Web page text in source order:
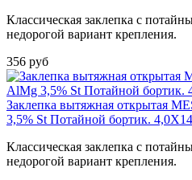
Классическая заклепка с
недорогой вариант крепления.
356 руб
Заклепка вытяжная открытая
3,5% St Потайной бортик.
Классическая заклепка с
недорогой вариант крепления.